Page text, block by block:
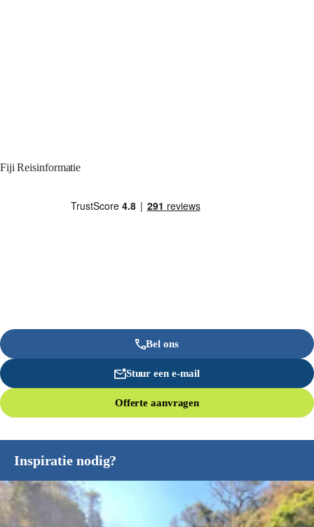
Fiji Reisinformatie
Bel ons
Stuur een e-mail
Offerte aanvragen
Inspiratie nodig?